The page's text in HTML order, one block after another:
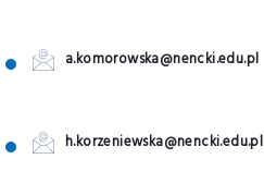
a.komorowska@nencki.edu.pl
h.korzeniewska@nencki.edu.pl